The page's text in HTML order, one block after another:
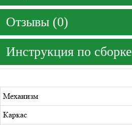
Отзывы (0)
Инструкция по сборке
Механизм
Каркас